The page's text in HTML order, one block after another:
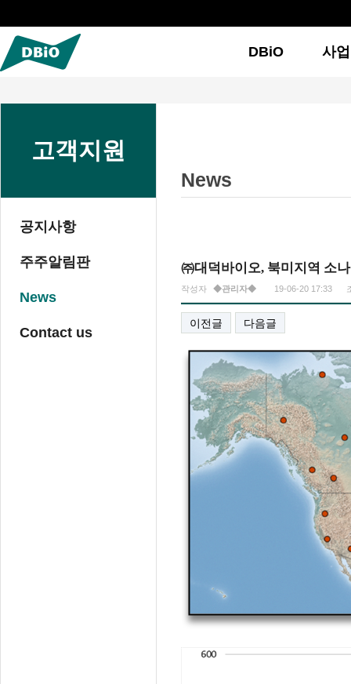
DBiO 사
고객지원
공지사항
주주알림판
News
Contact us
News
㈜대덕바이오, 북미지역 소
페이지 정보
작성자 ◆관리자◆ 19-06-20 17:33
이전글 다음글
본문